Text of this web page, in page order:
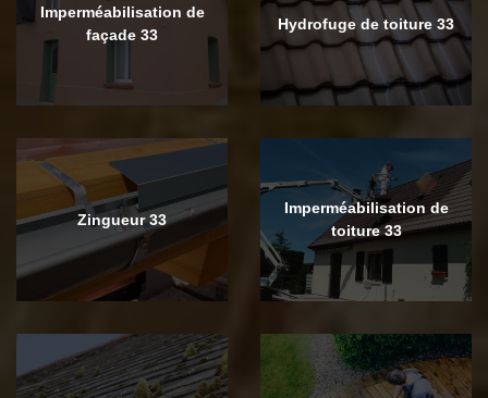
Imperméabilisation de
façade 33
Hydrofuge de toiture 33
Zingueur 33
Imperméabilisation de
toiture 33